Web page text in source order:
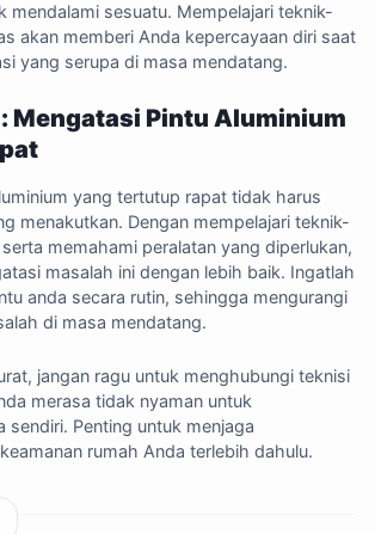
mendalami sesuatu. Mempelajari teknik-
akan memberi Anda kepercayaan diri saat
yang serupa di masa mendatang.
Mengatasi Pintu Aluminium
yang tertutup rapat tidak harus
menakutkan. Dengan mempelajari teknik-
memahami peralatan yang diperlukan,
masalah ini dengan lebih baik. Ingatlah
anda secara rutin, sehingga mengurangi
di masa mendatang.
jangan ragu untuk menghubungi teknisi
merasa tidak nyaman untuk
sendiri. Penting untuk menjaga
rumah Anda terlebih dahulu.